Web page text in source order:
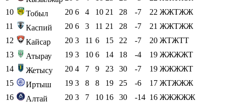
10
Тобыл 20 6 4 10 21 28 -7 22 ЖЖТЖЖ
11
Каспий 20 6 3 11 21 28 -7 21 ЖЖТЖЖ
12
Кайсар 20 3 11 6 15 22 -7 20 ЖТЖТТ
13
Атырау 19 3 10 6 14 18 -4 19 ЖЖЖЖТ
14
Жетысу 20 4 7 9 23 30 -7 19 ЖЖЖЖТ
15
Иртыш 19 3 8 8 19 25 -6 17 ЖТЖЖЖ
16
Алтай 20 3 7 10 16 30 -14 16 ЖЖЖЖЖ